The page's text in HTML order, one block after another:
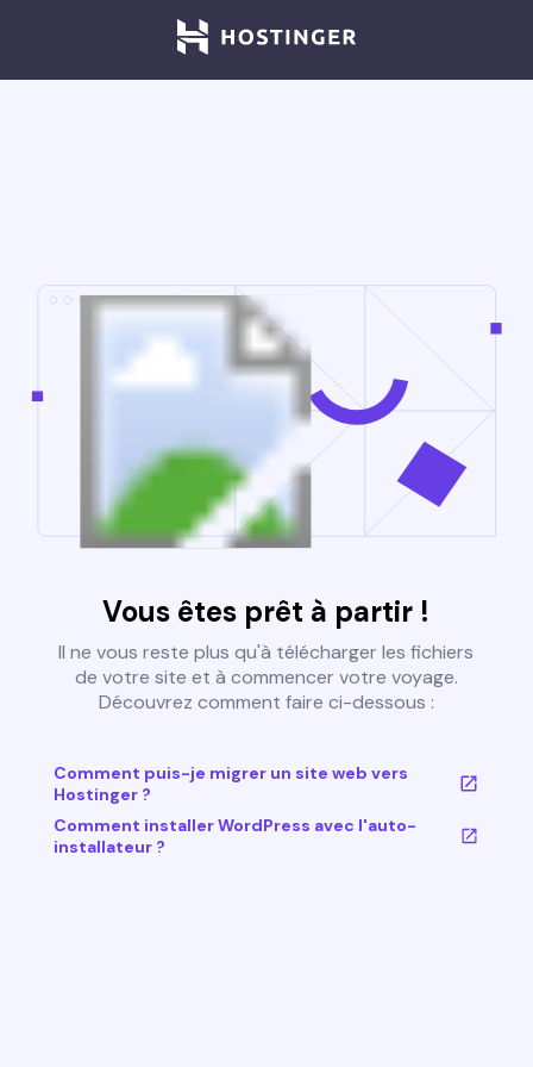
Vous êtes prêt à partir !
Il ne vous reste plus qu'à télécharger les fichiers
de votre site et à commencer votre voyage.
Découvrez comment faire ci-dessous :
Comment puis-je migrer un site web vers
Hostinger ?
Comment installer WordPress avec l'auto-
installateur ?